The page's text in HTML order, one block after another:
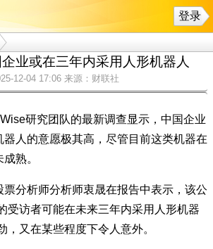
登录
业或在三年内采用人形机器人
12-04 17:06 来源：财联社
研究团队的最新调查显示，中国企业
人的意愿极其高，尽管目前这类机器在
熟。
票分析师分析师衷晟在报告中表示，该公
受访者可能在未来三年内采用人形机器
，又在某些程度下令人意外。